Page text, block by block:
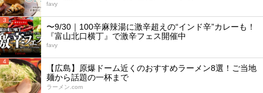
favy
3
〜9/30｜100辛麻辣湯に激辛超えの“インド辛”カレーも！
『富山北口横丁』で激辛フェス開催中
favy
4
【広島】原爆ドーム近くのおすすめラーメン8選！ご当地
麺から話題の一杯まで
ラーメン.com